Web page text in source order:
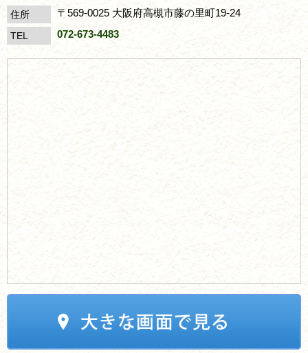
住所 〒569-0025 大阪府高槻市藤の里町19-24
TEL 072-673-4483